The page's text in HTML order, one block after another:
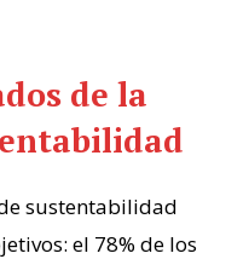
de la
sustentabilidad
el 78% de los